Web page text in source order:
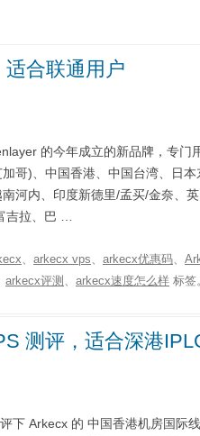
合联通用户
的今年成立的新品牌，专门
哥)、中国香港、中国台湾、日
河内、印度新德里/孟买/金奈、
吉拉、巴 …
arkecx vps arkecx优惠码
arkecx评测 arkecx速度怎么样 标签
测评，适合深港
下 Arkecx 的 中国香港机房国际